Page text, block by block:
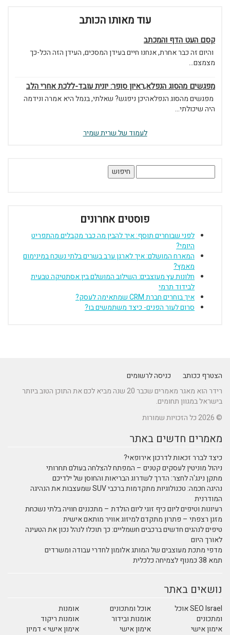
עוד מאותו הכותב
קסם העט הדף והמכתב
והיום זה כבר אחרת, אנחנו חיים בעידן המסכים, העידן הזה הכל-כך
מצמצם...
מפגשים מהסוג הנפלא,ראיון סופר: יונית עובד-ללכת אחרי הלב
מפגשים מהסוג הנפלאהיכן ניפגש? שאלתי, בנמל היא אמרה ונידמה
היה שיכולתי...
לעמוד של שרית שמיר
פוסטים אחרונים
לפני שבוחרים תוסף: איך להבין מה כבר מקבלים מהתפריט
היומי?
המארח המושלם: איך לארגן ערב בשרים בלתי נשכח במינימום
מאמץ?
חלונות עץ מעוצבים: השילוב המושלם בין אסתטיקה טבעית
לבידוד תרמי
איך בוחרים חברת CRM שמתאימה לעסק?
סרום לעור הפנים- כיצד משתמשים בו?
הצטרף ככותב
כניסה לרשומים
רידר הוא מאגר מאמרים שכבר 20 שנה מביא לכם את התוכן הטוב ביותר
בישראל במגוון תחומים.
© 2026 כל הזכויות שמורות
מאמרים חדשים באתר
כיצד לברר זכאות לדרכון אירופאי?
ניהול מוניטין לעסקים קטנים – המפתח להצלחה בעולם תחרותי
מתקן נינג'ה לחצר: הדרך לשדרוג הבריאות והחוסן של ילדיכם
נהיגה חכמה: טכנולוגיות מתקדמות ברכבי SUV שמעצבות את הנהיגה
המודרנית
רעיונות וטיפים ליום כיף זוגי ליום הולדת – מתכננים חוויה בלתי נשכחת
מזגן רצפתי – פתרון מתקדם למיזוג אוויר מותאם אישית
טיפים לנהגים חדשים ברכבים חשמליים: כך תוכלו לנהל נכון את הטעינה
לאורך היום
מדפי מתכת מעוצבים של המותג אלומון לחדרי עבודה ומשרדים
תמא 38 כמנוף לצמיחה כלכלית
נושאים באתר
SEO Israel אוכל
ומתכונים
אוכל ומתכונים
אומנות
אומנות ובידור
אומנות ריקוד
אימון אישי
אימון אישי
אימון אישי > דמיון